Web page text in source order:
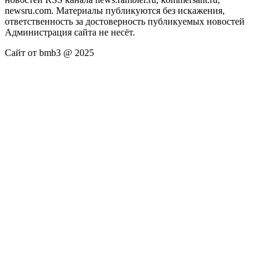
newsru.com. Материалы публикуются без искажения,
ответственность за достоверность публикуемых новостей
Администрация сайта не несёт.
Сайт от bmb3 @ 2025